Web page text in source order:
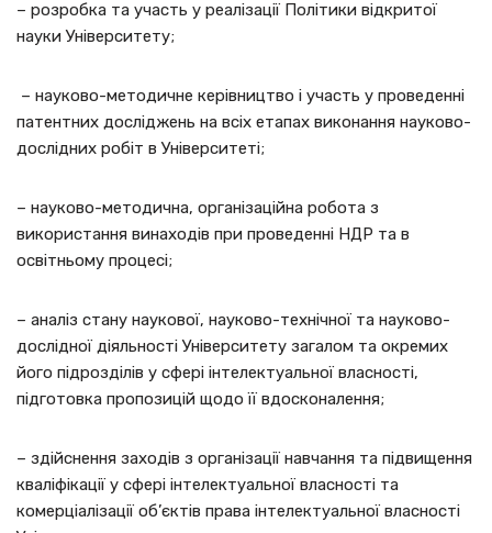
– розробка та участь у реалізації Політики відкритої
науки Університету;
– науково-методичне керівництво і участь у проведенні
патентних досліджень на всіх етапах виконання науково-
дослідних робіт в Університеті;
– науково-методична, організаційна робота з
використання винаходів при проведенні НДР та в
освітньому процесі;
– аналіз стану наукової, науково-технічної та науково-
дослідної діяльності Університету загалом та окремих
його підрозділів у сфері інтелектуальної власності,
підготовка пропозицій щодо її вдосконалення;
– здійснення заходів з організації навчання та підвищення
кваліфікації у сфері інтелектуальної власності та
комерціалізації об’єктів права інтелектуальної власності